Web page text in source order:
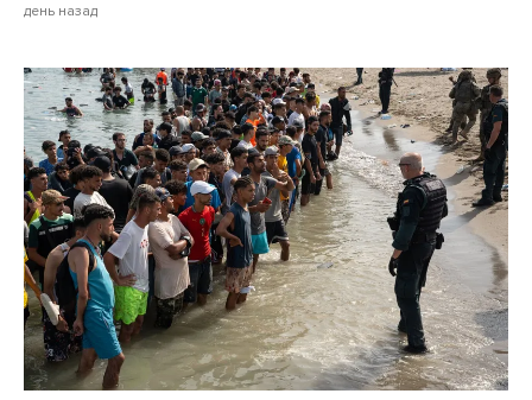
день назад